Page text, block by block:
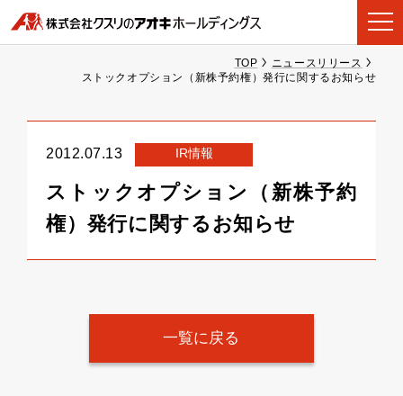
TOP
ニュースリリース
ストックオプション（新株予約権）発行に関するお知らせ
2012.07.13 IR情報
ストックオプション（新株予約
権）発行に関するお知らせ
一覧に戻る